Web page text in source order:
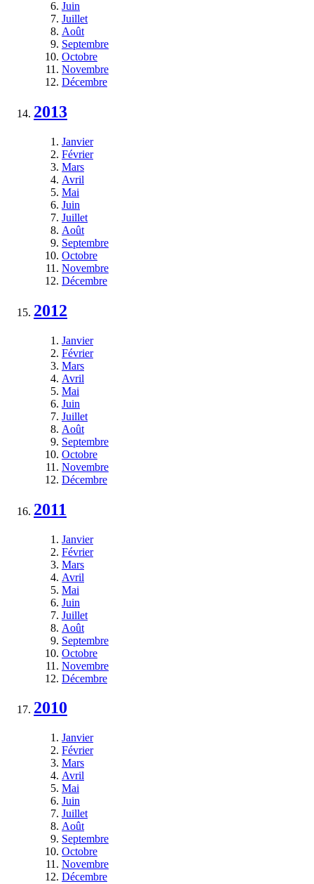
Juin
Juillet
Août
Septembre
Octobre
Novembre
Décembre
2013
Janvier
Février
Mars
Avril
Mai
Juin
Juillet
Août
Septembre
Octobre
Novembre
Décembre
2012
Janvier
Février
Mars
Avril
Mai
Juin
Juillet
Août
Septembre
Octobre
Novembre
Décembre
2011
Janvier
Février
Mars
Avril
Mai
Juin
Juillet
Août
Septembre
Octobre
Novembre
Décembre
2010
Janvier
Février
Mars
Avril
Mai
Juin
Juillet
Août
Septembre
Octobre
Novembre
Décembre